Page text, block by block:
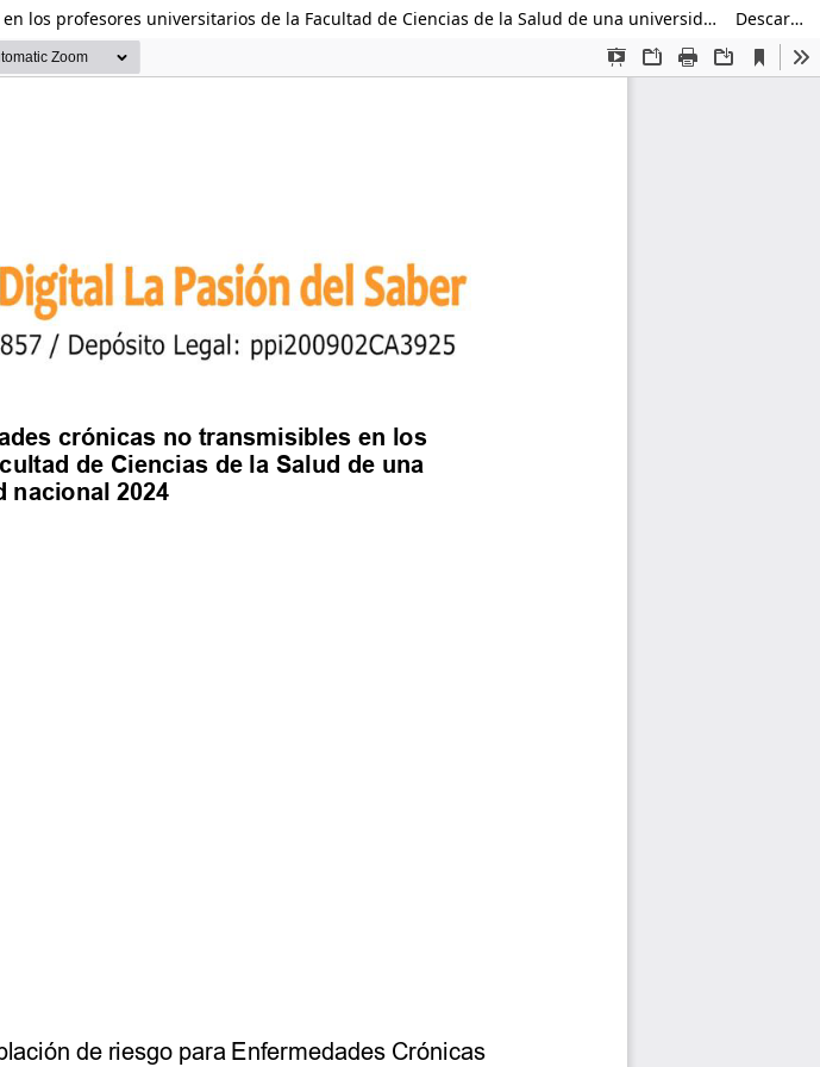
Factores de riesgo para enfermedades crónicas no transmisibles en los profesores universitarios de la Facultad de Ciencias de la Salud de una universidad nacional 2024 Descargar